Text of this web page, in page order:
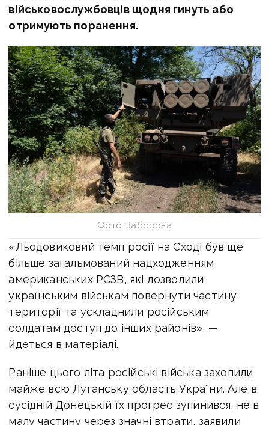
військовослужбовців щодня гинуть або
отримують поранення.
Фото: Заборона
«Льодовиковий темп росії на Сході був ще
більше загальмований надходженням
американських РСЗВ, які дозволили
українським військам повернути частину
території та ускладнили російським
солдатам доступ до інших районів», —
йдеться в матеріалі.
Раніше цього літа російські війська захопили
майже всю Луганську область України. Але в
сусідній Донецькій їх прогрес зупинився, не в
малу частину через значні втрати, заявили